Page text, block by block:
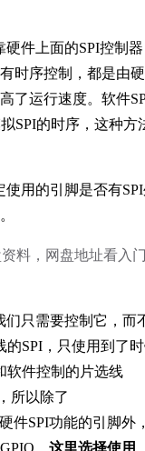
硬件上面的SPI控制
时序控制，都是由
了运行速度。软件
SPI的时序，这种方
用的引脚是否有
料，网盘地址看入
们只需要控制它，而
的SPI，只使用到了
软件控制的片选线
所以除了
件SPI功能的引脚外
。 这里选择使用